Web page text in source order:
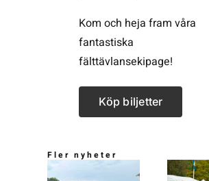
Kom och heja fram våra
fantastiska
fälttävlansekipage!
Köp biljetter
Fler nyheter